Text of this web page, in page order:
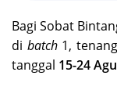
Bagi Sobat
di batch1,
tanggal 15-24